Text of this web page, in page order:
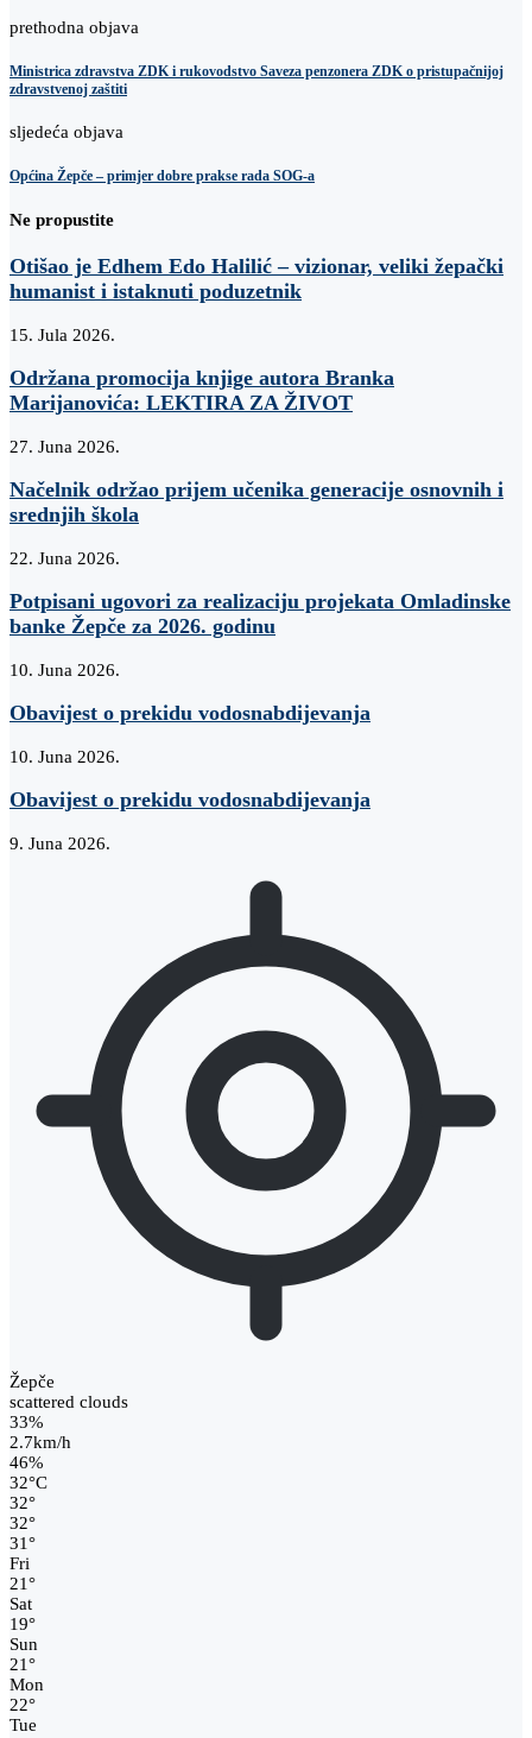
prethodna objava
Ministrica zdravstva ZDK i rukovodstvo Saveza penzonera ZDK o pristupačnijoj
zdravstvenoj zaštiti
sljedeća objava
Općina Žepče – primjer dobre prakse rada SOG-a
Ne propustite
Otišao je Edhem Edo Halilić – vizionar, veliki žepački
humanist i istaknuti poduzetnik
15. Jula 2026.
Održana promocija knjige autora Branka
Marijanovića: LEKTIRA ZA ŽIVOT
27. Juna 2026.
Načelnik održao prijem učenika generacije osnovnih i
srednjih škola
22. Juna 2026.
Potpisani ugovori za realizaciju projekata Omladinske
banke Žepče za 2026. godinu
10. Juna 2026.
Obavijest o prekidu vodosnabdijevanja
10. Juna 2026.
Obavijest o prekidu vodosnabdijevanja
9. Juna 2026.
Žepče
scattered clouds
33%
2.7km/h
46%
32°C
32°
32°
31°
Fri
21°
Sat
19°
Sun
21°
Mon
22°
Tue